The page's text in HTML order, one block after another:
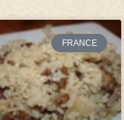
FRANCE